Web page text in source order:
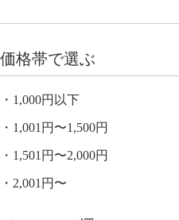
価格帯で選ぶ
1,000円以下
1,001円〜1,500円
1,501円〜2,000円
2,001円〜